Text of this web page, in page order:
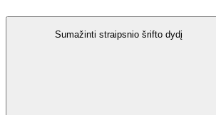
Sumažinti straipsnio šrifto dydį